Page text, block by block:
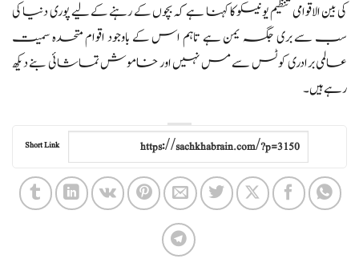
کی بین الاقوامی تنظیم یونیسکو کا کہنا ہے کہ بچوں کے رہنے کے لیے پوری دنیا کی
سب سے بری جگہ یمن ہے تاہم اس کے باوجود اقوام متحدہ سمیت
عالمی برادری کو ٹس سے مس نہیں اور خاموش تماشائی بنے دیکھ
رہے ہیں۔
Short Link